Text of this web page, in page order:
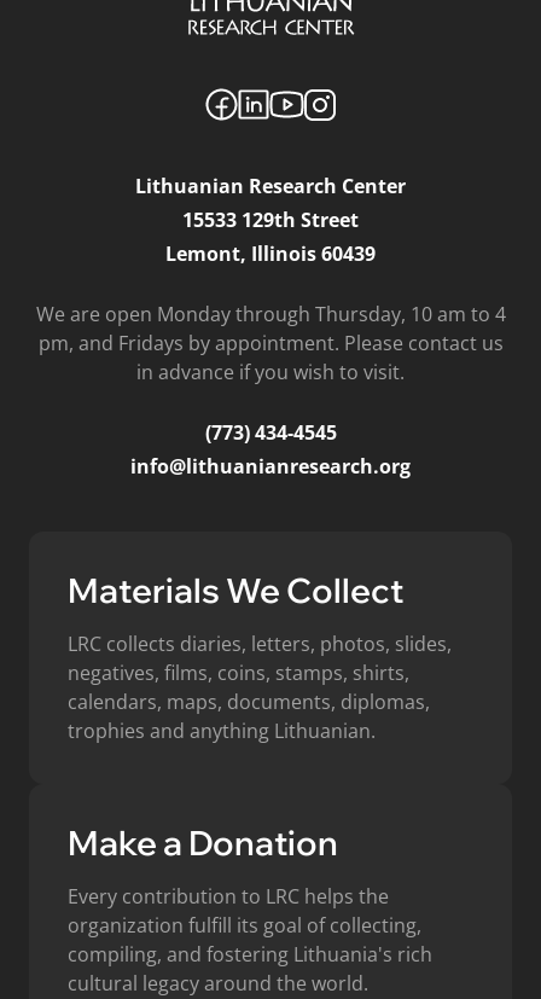
Lithuanian Research Center
15533 129th Street
Lemont, Illinois 60439
We are open Monday through Thursday, 10 am to 4
pm, and Fridays by appointment. Please contact us
in advance if you wish to visit.
(773) 434-4545
info@lithuanianresearch.org
Materials We Collect
LRC collects diaries, letters, photos, slides,
negatives, films, coins, stamps, shirts,
calendars, maps, documents, diplomas,
trophies and anything Lithuanian.
Make a Donation
Every contribution to LRC helps the
organization fulfill its goal of collecting,
compiling, and fostering Lithuania's rich
cultural legacy around the world.